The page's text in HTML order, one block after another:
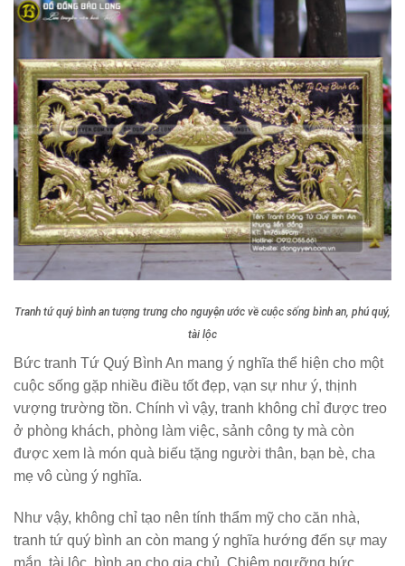
Tranh tứ quý bình an tượng trưng cho nguyện ước về cuộc sống bình an, phú quý,
tài lộc
Bức tranh Tứ Quý Bình An mang ý nghĩa thể hiện cho một
cuộc sống gặp nhiều điều tốt đẹp, vạn sự như ý, thịnh
vượng trường tồn. Chính vì vậy, tranh không chỉ được treo
ở phòng khách, phòng làm việc, sảnh công ty mà còn
được xem là món quà biếu tặng người thân, bạn bè, cha
mẹ vô cùng ý nghĩa.
Như vậy, không chỉ tạo nên tính thẩm mỹ cho căn nhà,
tranh tứ quý bình an còn mang ý nghĩa hướng đến sự may
mắn, tài lộc, bình an cho gia chủ. Chiêm ngưỡng bức